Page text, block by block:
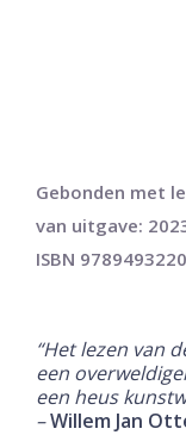
Gebonden met
van uitgave:
ISBN
“Het lezen van
een
een heus
–Willem Jan